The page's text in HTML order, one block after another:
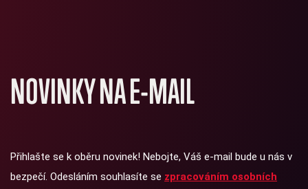
NOVINKY NA E-MAIL
Přihlašte se k oběru novinek! Nebojte, Váš e-mail bude u nás v
bezpečí. Odesláním souhlasíte se zpracováním osobních